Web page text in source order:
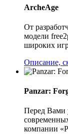
ArcheAge
От
модели
широких
Описание,
Panzar:
Перед Вами
компании